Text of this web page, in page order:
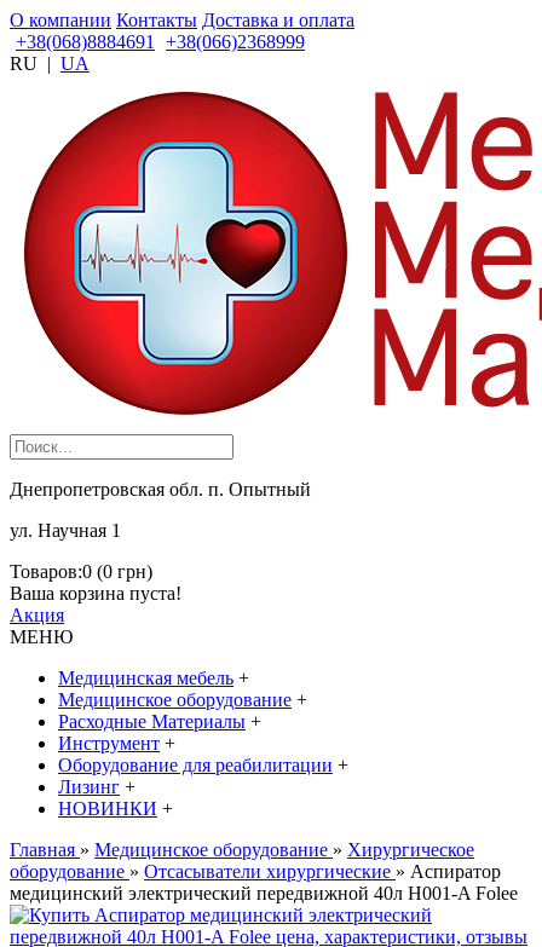
О компании Контакты Доставка и оплата
+38(068)8884691
+38(066)2368999
RU | UA
Днепропетровская обл. п. Опытный
ул. Научная 1
Товаров:0 (0 грн)
Ваша корзина пуста!
Акция
МЕНЮ
Медицинская мебель +
Медицинское оборудование +
Расходные Материалы +
Инструмент +
Оборудование для реабилитации +
Лизинг +
НОВИНКИ +
Главная » Медицинское оборудование » Хирургическое
оборудование » Отсасыватели хирургические » Аспиратор
медицинский электрический передвижной 40л H001-A Folee